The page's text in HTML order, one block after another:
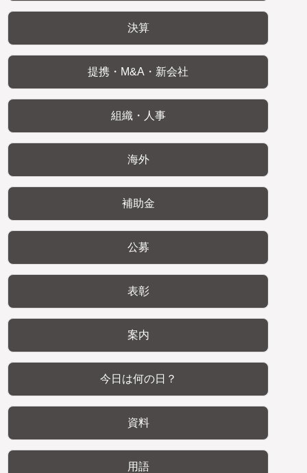
決算
提携・M&A・新会社
組織・人事
海外
補助金
公募
表彰
案内
今日は何の日？
資料
用語